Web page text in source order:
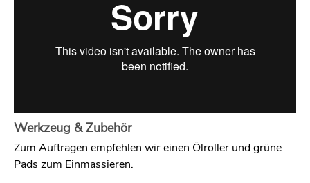
Werkzeug & Zubehör
Zum Auftragen empfehlen wir einen Ölroller und grüne
Pads zum Einmassieren.